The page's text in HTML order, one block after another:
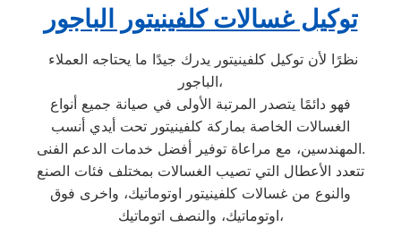
توكيل غسالات كلفينيتور الباجور
الباجور،
فهو دائمًا يتصدر المرتبة الأولى في صيانة جميع أنواع
الغسالات الخاصة بماركة كلفينيتور تحت أيدي أنسب
المهندسين، مع مراعاة توفير أفضل خدمات الدعم الفنى.
تتعدد الأعطال التي تصيب الغسالات بمختلف فئات الصنع
والنوع من غسالات كلفينيتور اوتوماتيك، واخرى فوق
اوتوماتيك، والنصف اتوماتيك،